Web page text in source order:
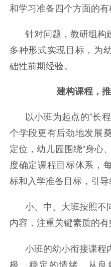
和学习准备四个方面的有
针对问题，教研组构
多种形式实现目标，为
础性前期经验。
建构课程，
以小班为起点的“长
个学段更有后劲地发展
定位，幼儿园围绕“身心
度确定课程目标体系，
标和入学准备目标，引导
小、中、大班按照不
内容，注重关键素质的有
小班的幼小衔接课程
极、稳定的情绪，从